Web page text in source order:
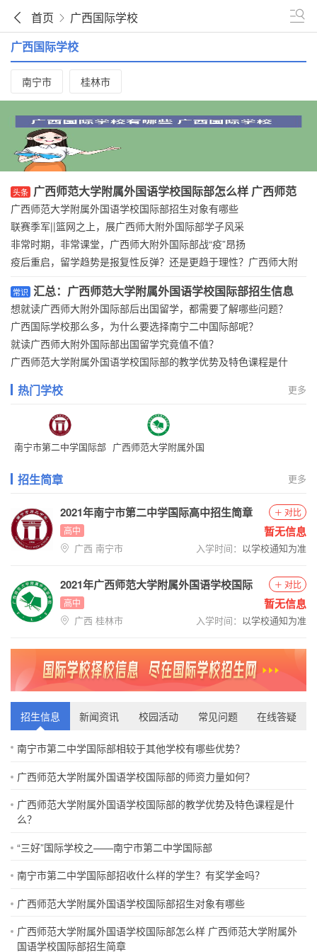
首页
广西国际学校
广西国际学校
南宁市 桂林市
头条 广西师范大学附属外国语学校国际部怎么样 广西师范
大学附属外国语学校国际部招生简章
广西师范大学附属外国语学校国际部招生对象有哪些
联赛季军||篮网之上，展广西师大附外国际部学子风采
非常时期，非常课堂，广西师大附外国际部战“疫”昂扬
疫后重启，留学趋势是报复性反弹？还是更趋于理性？广西师大附
常识 汇总：广西师范大学附属外国语学校国际部招生信息
想就读广西师大附外国际部后出国留学，都需要了解哪些问题？
广西国际学校那么多，为什么要选择南宁二中国际部呢？
就读广西师大附外国际部出国留学究竟值不值？
广西师范大学附属外国语学校国际部的教学优势及特色课程是什
热门学校 更多
南宁市第二中学国际部 广西师范大学附属外国
招生简章 更多
2021年南宁市第二中学国际高中招生简章
高中
广西 南宁市 入学时间： 以学校通知为准
对比
暂无信息
2021年广西师范大学附属外国语学校国际
高中招生简章
高中
广西 桂林市 入学时间： 以学校通知为准
对比
暂无信息
招生信息 新闻资讯 校园活动 常见问题 在线答疑
南宁市第二中学国际部相较于其他学校有哪些优势？
广西师范大学附属外国语学校国际部的师资力量如何？
广西师范大学附属外国语学校国际部的教学优势及特色课程是什
么？
“三好”国际学校之——南宁市第二中学国际部
南宁市第二中学国际部招收什么样的学生？有奖学金吗？
广西师范大学附属外国语学校国际部招生对象有哪些
广西师范大学附属外国语学校国际部怎么样 广西师范大学附属外
国语学校国际部招生简章